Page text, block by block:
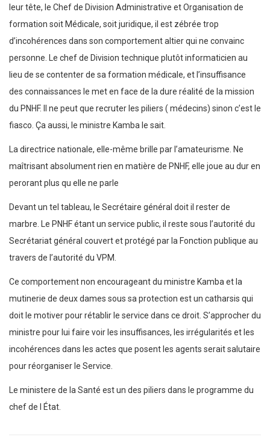
leur tête, le Chef de Division Administrative et Organisation de
formation soit Médicale, soit juridique, il est zébrée trop
d’incohérences dans son comportement altier qui ne convainc
personne. Le chef de Division technique plutôt informaticien au
lieu de se contenter de sa formation médicale, et l’insuffisance
des connaissances le met en face de la dure réalité de la mission
du PNHF. Il ne peut que recruter les piliers ( médecins) sinon c’est le
fiasco. Ça aussi, le ministre Kamba le sait.
La directrice nationale, elle-même brille par l’amateurisme. Ne
maîtrisant absolument rien en matière de PNHF, elle joue au dur en
perorant plus qu elle ne parle
Devant un tel tableau, le Secrétaire général doit il rester de
marbre. Le PNHF étant un service public, il reste sous l’autorité du
Secrétariat général couvert et protégé par la Fonction publique au
travers de l’autorité du VPM.
Ce comportement non encourageant du ministre Kamba et la
mutinerie de deux dames sous sa protection est un catharsis qui
doit le motiver pour rétablir le service dans ce droit. S’approcher du
ministre pour lui faire voir les insuffisances, les irrégularités et les
incohérences dans les actes que posent les agents serait salutaire
pour réorganiser le Service.
Le ministere de la Santé est un des piliers dans le programme du
chef de l État.